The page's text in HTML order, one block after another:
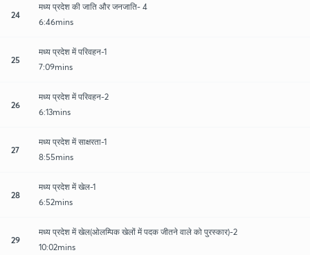
24
मध्य प्रदेश की जाति और जनजाति- 4
6:46mins
25
मध्य प्रदेश में परिवहन-1
7:09mins
26
मध्य प्रदेश में परिवहन-2
6:13mins
27
मध्य प्रदेश में साक्षरता-1
8:55mins
28
मध्य प्रदेश में खेल-1
6:52mins
29
मध्य प्रदेश में खेल(ओलम्पिक खेलों में पदक जीतने वाले को पुरस्कार)-2
10:02mins